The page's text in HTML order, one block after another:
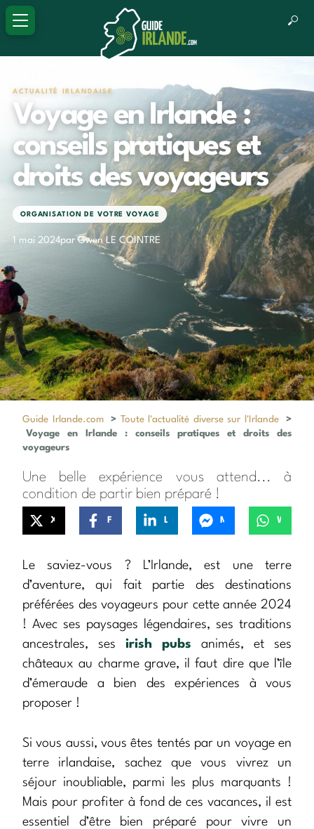
ACTUALITÉ IRLANDAISE
Voyage en Irlande :
conseils pratiques et
droits des voyageurs
ORGANISATION DE VOTRE VOYAGE
1 mai 2024par Gwen LE COINTRE
Guide Irlande.com > Toute l'actualité diverse sur l'Irlande
>
Voyage en Irlande : conseils pratiques et droits des
voyageurs
Une belle expérience vous attend... à
condition de partir bien préparé !
Le saviez-vous ? L’Irlande, est une terre
d’aventure, qui fait partie des destinations
préférées des voyageurs pour cette année 2024
! Avec ses paysages légendaires, ses traditions
ancestrales, ses irish pubs animés, et ses
châteaux au charme grave, il faut dire que l’île
d’émeraude a bien des expériences à vous
proposer !
Si vous aussi, vous êtes tentés par un voyage en
terre irlandaise, sachez que vous vivrez un
séjour inoubliable, parmi les plus marquants !
Mais pour profiter à fond de ces vacances, il est
essentiel d’être bien préparé pour vivre un